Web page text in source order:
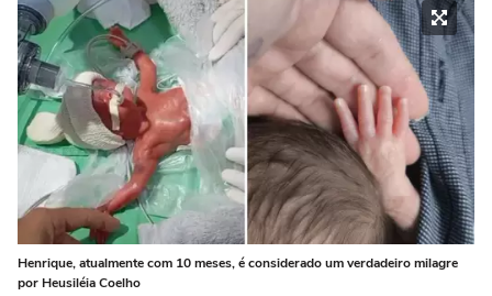
Henrique, atualmente com 10 meses, é considerado um verdadeiro milagre
por Heusiléia Coelho